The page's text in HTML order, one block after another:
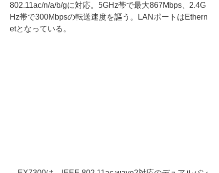
802.11ac/n/a/b/gに対応。5GHz帯で最大867Mbps、2.4G
Hz帯で300Mbpsの転送速度を謳う。LANポートはEthern
etとなっている。